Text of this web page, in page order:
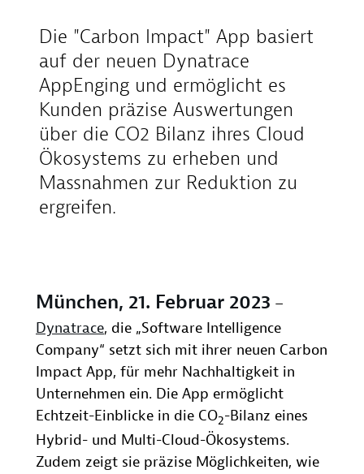
Die "Carbon Impact" App basiert
auf der neuen Dynatrace
AppEnging und ermöglicht es
Kunden präzise Auswertungen
über die CO2 Bilanz ihres Cloud
Ökosystems zu erheben und
Massnahmen zur Reduktion zu
ergreifen.
München, 21. Februar 2023 –
Dynatrace, die „Software Intelligence
Company“ setzt sich mit ihrer neuen Carbon
Impact App, für mehr Nachhaltigkeit in
Unternehmen ein. Die App ermöglicht
Echtzeit-Einblicke in die CO2-Bilanz eines
Hybrid- und Multi-Cloud-Ökosystems.
Zudem zeigt sie präzise Möglichkeiten, wie